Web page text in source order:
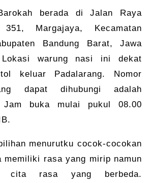
berada di Jalan Raya
Margajaya, Kecamatan
Bandung Barat, Jawa
warung nasi ini dekat
keluar Padalarang. Nomor
dapat dihubungi adalah
Jam buka mulai pukul 08.00
menurutku cocok-cocokan
memiliki rasa yang mirip namun
cita rasa yang berbeda.